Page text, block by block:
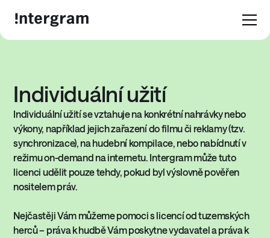
Individuální užití
Individuální užití se vztahuje na konkrétní nahrávky nebo
výkony, například jejich zařazení do filmu či reklamy (tzv.
synchronizace), na hudební kompilace, nebo nabídnutí v
režimu on-demand na internetu. Intergram může tuto
licenci udělit pouze tehdy, pokud byl výslovně pověřen
nositelem práv.
Nejčastěji Vám můžeme pomoci s licencí od tuzemských
herců – práva k hudbě Vám poskytne vydavatel a práva k